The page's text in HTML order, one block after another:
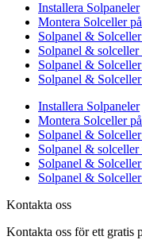
Installera Solpaneler
Montera Solceller
Solpanel &
Solpanel &
Solpanel &
Solpanel &
Installera Solpaneler
Montera Solceller
Solpanel &
Solpanel &
Solpanel &
Solpanel &
Kontakta oss
Kontakta oss för ett gratis